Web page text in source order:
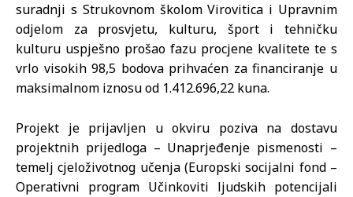
suradnji s Strukovnom školom Virovitica i Upravnim
odjelom za prosvjetu, kulturu, šport i tehničku
kulturu uspješno prošao fazu procjene kvalitete te s
vrlo visokih 98,5 bodova prihvaćen za financiranje u
maksimalnom iznosu od 1.412.696,22 kuna.
Projekt je prijavljen u okviru poziva na dostavu
projektnih prijedloga – Unaprjeđenje pismenosti –
temelj cjeloživotnog učenja (Europski socijalni fond –
Operativni program Učinkoviti ljudskih potencijali